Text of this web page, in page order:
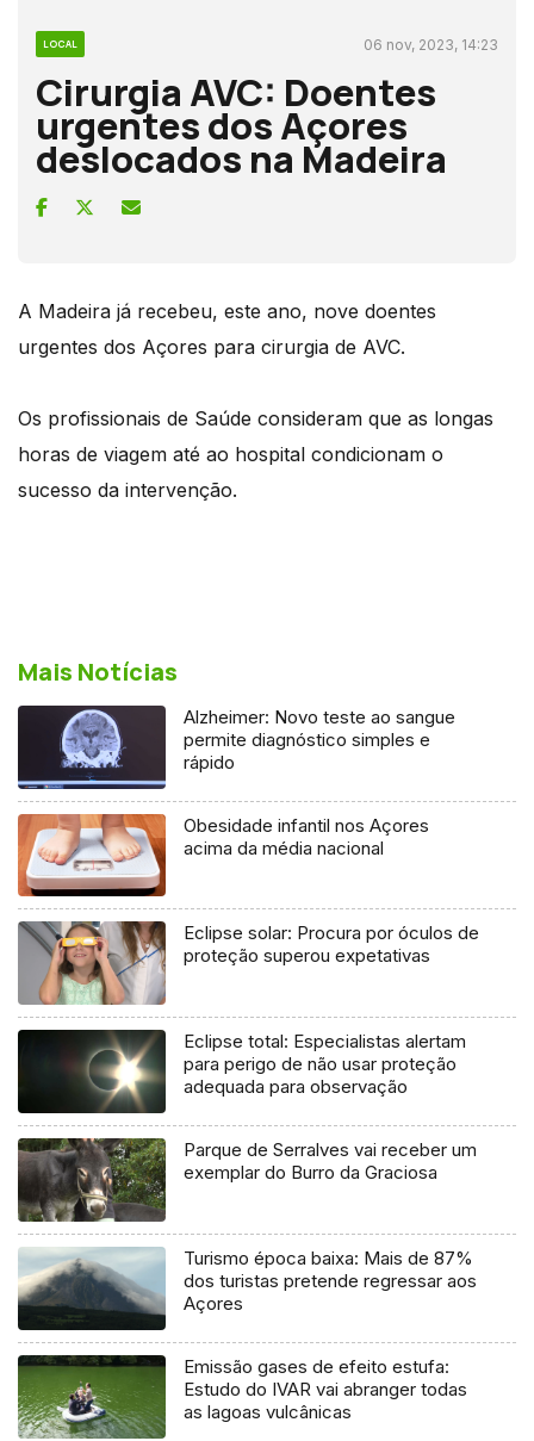
LOCAL 06 nov, 2023, 14:23
Cirurgia AVC: Doentes
urgentes dos Açores
deslocados na Madeira
A Madeira já recebeu, este ano, nove doentes
urgentes dos Açores para cirurgia de AVC.
Os profissionais de Saúde consideram que as longas
horas de viagem até ao hospital condicionam o
sucesso da intervenção.
Mais Notícias
Alzheimer: Novo teste ao sangue
permite diagnóstico simples e
rápido
Obesidade infantil nos Açores
acima da média nacional
Eclipse solar: Procura por óculos de
proteção superou expetativas
Eclipse total: Especialistas alertam
para perigo de não usar proteção
adequada para observação
Parque de Serralves vai receber um
exemplar do Burro da Graciosa
Turismo época baixa: Mais de 87%
dos turistas pretende regressar aos
Açores
Emissão gases de efeito estufa:
Estudo do IVAR vai abranger todas
as lagoas vulcânicas